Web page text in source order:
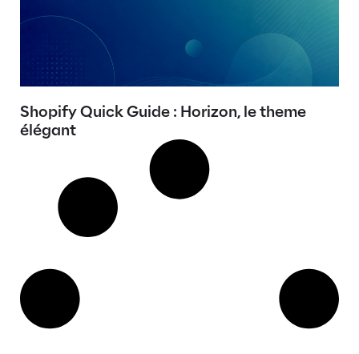
Shopify Quick Guide : Horizon, le theme
élégant